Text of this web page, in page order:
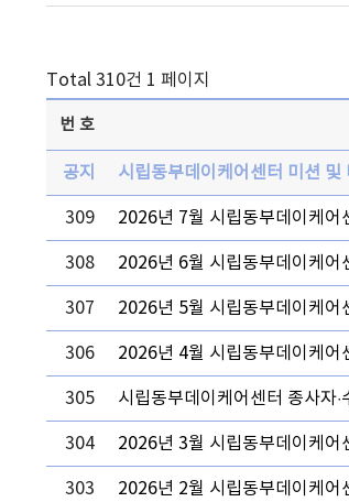
Total 310건 1 페이지
번호
공지 시립동부데이케어센터 미션 및
309 2026년 7월 시립동부데이케어
308 2026년 6월 시립동부데이케어
307 2026년 5월 시립동부데이케어
306 2026년 4월 시립동부데이케어
305 시립동부데이케어센터 종사자·
304 2026년 3월 시립동부데이케어
303 2026년 2월 시립동부데이케어